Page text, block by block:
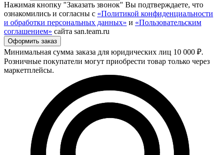
Нажимая кнопку "Заказать звонок" Вы подтверждаете, что
ознакомились и согласны с «Политикой конфиденциальности
и обработки персональных данных» и «Пользовательским
соглашением» сайта san.team.ru
Минимальная сумма заказа для юридических лиц 10 000 ₽.
Розничные покупатели могут приобрести товар только через
маркетплейсы.